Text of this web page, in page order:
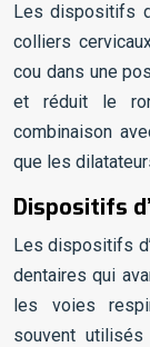
Les dispositifs
colliers
cou dans une
et réduit le
combinaison
que les
Dispositifs
Les dispositifs
dentaires qui
les voies
souvent